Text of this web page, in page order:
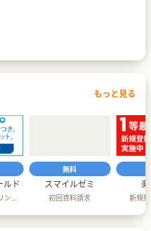
もっと見る
ルド
無料
スマイルゼミ
初回資料請求 新規